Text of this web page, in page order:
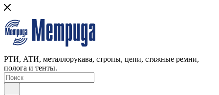
РТИ, АТИ, металлорукава, стропы, цепи, стяжные ремни,
полога и тенты.